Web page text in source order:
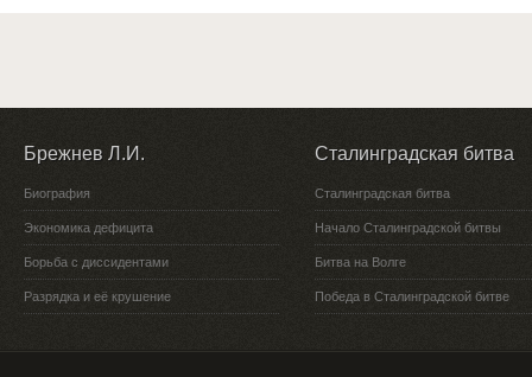
Брежнев Л.И.
Биография
Экономика дефицита
Борьба с диссидентами
Разрядка и её крушение
Сталинградская битва
Сталинградская битва
Начало Сталинградской битвы
Битва на Волге
Победа в Сталинградской битве